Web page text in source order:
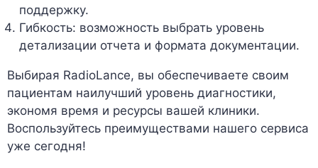
поддержку.
Гибкость: возможность выбрать уровень
детализации отчета и формата документации.
Выбирая RadioLance, вы обеспечиваете своим
пациентам наилучший уровень диагностики,
экономя время и ресурсы вашей клиники.
Воспользуйтесь преимуществами нашего сервиса
уже сегодня!